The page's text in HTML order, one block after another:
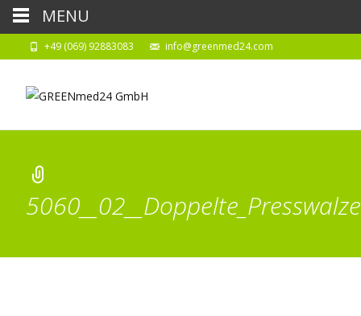
+49 (069) 92883083 info@greenmed24.com
MENU